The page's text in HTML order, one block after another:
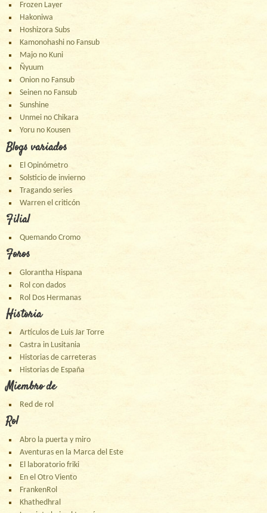
Frozen Layer
Hakoniwa
Hoshizora Subs
Kamonohashi no Fansub
Majo no Kuni
Ñyuum
Onion no Fansub
Seinen no Fansub
Sunshine
Unmei no Chikara
Yoru no Kousen
Blogs variados
El Opinómetro
Solsticio de invierno
Tragando series
Warren el criticón
Filial
Quemando Cromo
Foros
Glorantha Hispana
Rol con dados
Rol Dos Hermanas
Historia
Artículos de Luis Jar Torre
Castra in Lusitania
Historias de carreteras
Historias de España
Miembro de
Red de rol
Rol
Abro la puerta y miro
Aventuras en la Marca del Este
El laboratorio friki
En el Otro Viento
FrankenRol
Khathedhral